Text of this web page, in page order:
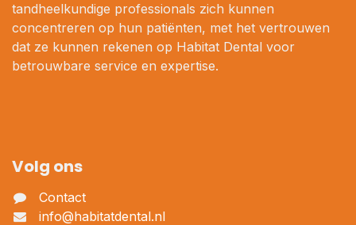
tandheelkundige professionals zich kunnen
concentreren op hun patiënten, met het vertrouwen
dat ze kunnen rekenen op Habitat Dental voor
betrouwbare service en expertise.
Volg ons
Contact
info@habitatdental.nl